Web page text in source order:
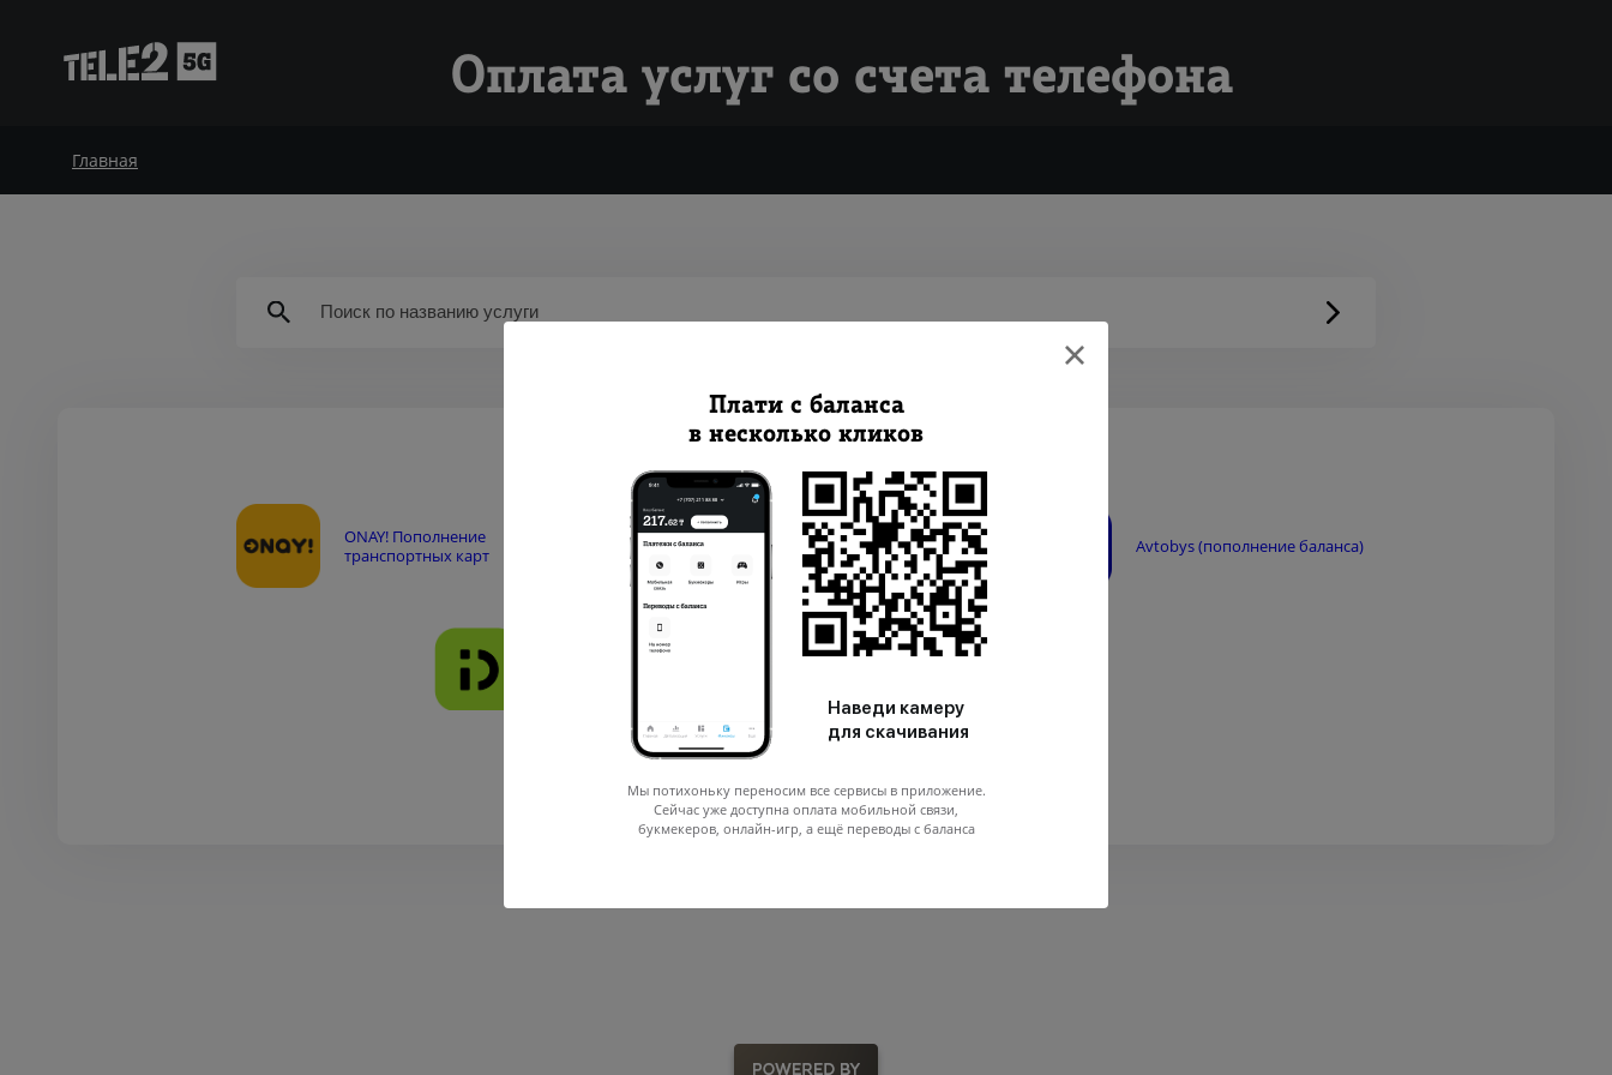
Оплата услуг со счета телефона
Плати с баланса
в несколько кликов
Наведи камеру
для скачивания
Мы потихоньку переносим все сервисы в приложение.
Сейчас уже доступна оплата мобильной связи,
букмекеров, онлайн-игр, а ещё переводы с баланса
Главная
ONAY! Пополнение
транспортных карт
Оплата Aparking QR-кодом Avtobys (пополнение баланса)